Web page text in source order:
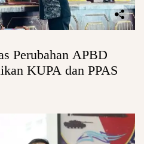
Perubahan APBD
KUPA dan PPAS